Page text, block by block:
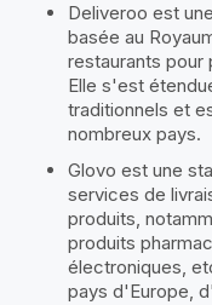
Deliveroo est
basée au
restaurants pour
Elle s'est
traditionnels et
nombreux pays.
Glovo est une
services de
produits,
produits
électroniques,
pays d'Europe,